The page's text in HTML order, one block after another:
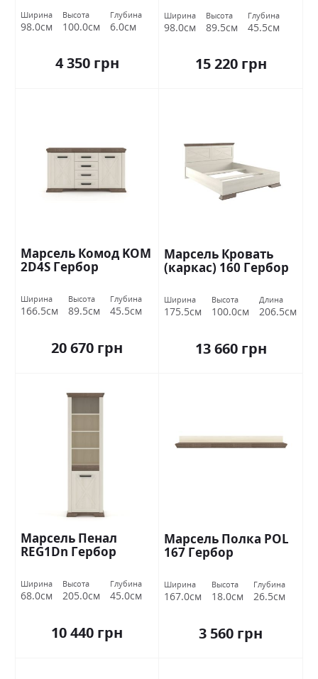
Ширина
98.0см
Высота
100.0см
Глубина
6.0см
4 350 грн
Ширина
98.0см
Высота
89.5см
Глубина
45.5см
15 220 грн
Марсель Комод KOM
2D4S Гербор
Ширина
166.5см
Высота
89.5см
Глубина
45.5см
20 670 грн
Марсель Кровать
(каркас) 160 Гербор
Ширина
175.5см
Высота
100.0см
Длина
206.5см
13 660 грн
Марсель Пенал
REG1Dn Гербор
Ширина
68.0см
Высота
205.0см
Глубина
45.0см
10 440 грн
Марсель Полка POL
167 Гербор
Ширина
167.0см
Высота
18.0см
Глубина
26.5см
3 560 грн